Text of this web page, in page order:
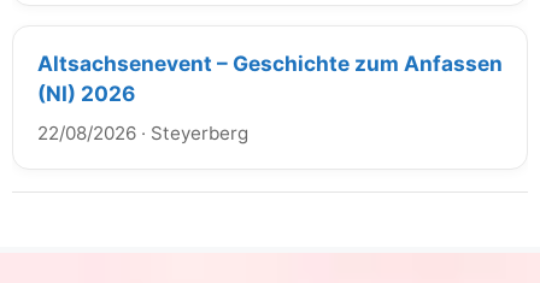
Altsachsenevent – Geschichte zum Anfassen
(NI) 2026
22/08/2026 · Steyerberg